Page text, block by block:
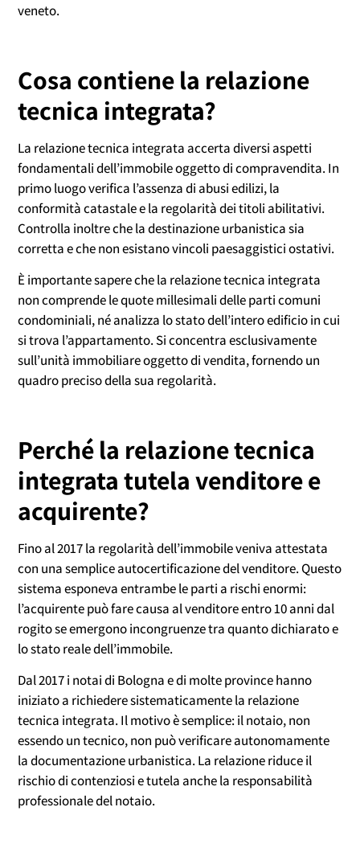
veneto.
Cosa contiene la relazione
tecnica integrata?
La relazione tecnica integrata accerta diversi aspetti
fondamentali dell’immobile oggetto di compravendita. In
primo luogo verifica l’assenza di abusi edilizi, la
conformità catastale e la regolarità dei titoli abilitativi.
Controlla inoltre che la destinazione urbanistica sia
corretta e che non esistano vincoli paesaggistici ostativi.
È importante sapere che la relazione tecnica integrata
non comprende le quote millesimali delle parti comuni
condominiali, né analizza lo stato dell’intero edificio in cui
si trova l’appartamento. Si concentra esclusivamente
sull’unità immobiliare oggetto di vendita, fornendo un
quadro preciso della sua regolarità.
Perché la relazione tecnica
integrata tutela venditore e
acquirente?
Fino al 2017 la regolarità dell’immobile veniva attestata
con una semplice autocertificazione del venditore. Questo
sistema esponeva entrambe le parti a rischi enormi:
l’acquirente può fare causa al venditore entro 10 anni dal
rogito se emergono incongruenze tra quanto dichiarato e
lo stato reale dell’immobile.
Dal 2017 i notai di Bologna e di molte province hanno
iniziato a richiedere sistematicamente la relazione
tecnica integrata. Il motivo è semplice: il notaio, non
essendo un tecnico, non può verificare autonomamente
la documentazione urbanistica. La relazione riduce il
rischio di contenziosi e tutela anche la responsabilità
professionale del notaio.